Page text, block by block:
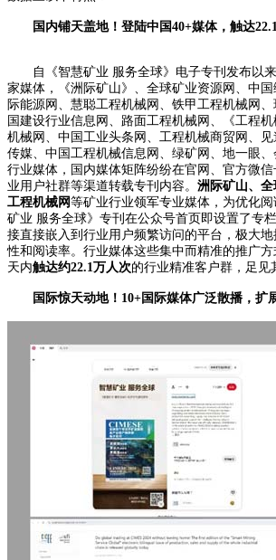
国内铺天盖地！登陆中国40+媒体，触达
自《智慧矿业 服务全球》电子专刊发布以来
家媒体，《洲际矿山》、全球矿业资源网、中
际能源网、慧聪工程机械网、铁甲工程机械网
国建设行业信息网、路面工程机械网、《工程
机械网、中国工业头条网、工程机械商贸网、
传媒、中国工程机械信息网、绿矿网、地一眼
行业媒体，国内媒体矩阵纷纷在官网、官方微
业用户社群等渠道转载专刊内容。 洲际矿山、
工程机械网等矿业行业领军专业媒体，为优化
矿业 服务全球》专刊在公众号首页即设置了专
接直接嵌入到行业用户频繁访问的平台，极大
性和阅读率。行业媒体这些集中而精准的推广
天内触达约22.1万人次的行业精准客户群，足见
国际惊天动地！10+国际媒体广泛散播，扩